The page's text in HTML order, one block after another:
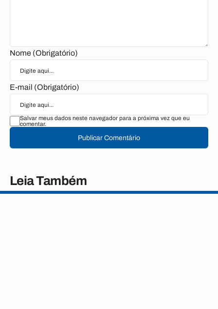
Nome (Obrigatório)
E-mail (Obrigatório)
Salvar meus dados neste navegador para a próxima vez que eu
comentar.
Publicar Comentário
Leia Também